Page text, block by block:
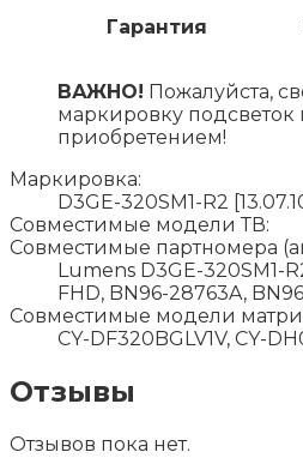
Гарантия
ВАЖНО! Пожалуйста,
маркировку подсветок
приобретением!
Маркировка:
D3GE-320SM1-R2
Совместимые модели ТВ:
Совместимые партномера
Lumens D3GE-320SM1-
FHD, BN96-28763A,
Совместимые модели
CY-DF320BGLV1V, CY-
Отзывы
Отзывов пока нет.